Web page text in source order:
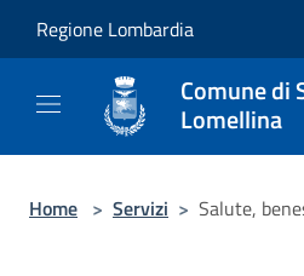
Regione Lombardia
Comune di
Lomellina
Home > Servizi > Salute,